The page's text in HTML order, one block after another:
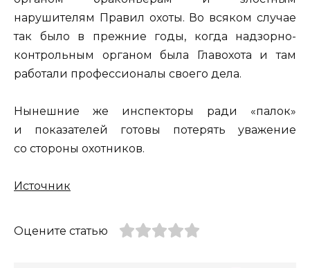
нарушителям Правил охоты. Во всяком случае
так было в прежние годы, когда надзорно-
контрольным органом была Главохота и там
работали профессионалы своего дела.
Нынешние же инспекторы ради «палок»
и показателей готовы потерять уважение
со стороны охотников.
Источник
Оцените статью